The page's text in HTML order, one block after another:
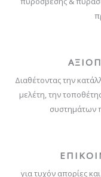
Διαθέτοντας την
μελέτη, την
συστημάτων
για τυχόν απορίες